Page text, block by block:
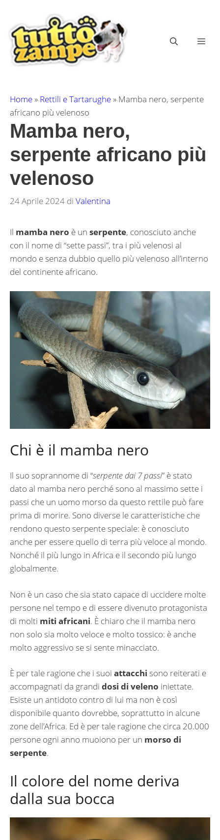
contenuto
Home» Rettili e Tartarughe» Mamba nero, serpente
africano più velenoso
Mamba nero,
serpente africano più
velenoso
24 Aprile 2024 di Valentina
Il mamba nero è un serpente, conosciuto anche
con il nome di “sette passi”, tra i più velenosi al
mondo e senza dubbio quello più velenoso all’interno
del continente africano.
Chi è il mamba nero
Il suo soprannome di “serpente dai 7 passi” è stato
dato al mamba nero perché sono al massimo sette i
passi che un uomo morso da questo rettile può fare
prima di morire. Sono diverse le caratteristiche che
rendono questo serpente speciale: è conosciuto
anche per essere quello di terra più veloce al mondo.
Nonché il più lungo in Africa e il secondo più lungo
globalmente.
Non è un caso che sia stato capace di uccidere molte
persone nel tempo e di essere divenuto protagonista
di molti miti africani. È chiaro che il mamba nero
non solo sia molto veloce e molto tossico: è anche
molto aggressivo se si sente minacciato.
È per tale ragione che i suoi attacchi sono reiterati e
accompagnati da grandi dosi di veleno iniettate.
Esiste un antidoto contro di lui ma non è così
disponibile quanto dovrebbe, soprattutto in alcune
zone dell’Africa. Ed è per tale ragione che circa 20.000
persone ogni anno muoiono per un morso di
serpente.
Il colore del nome deriva
dalla sua bocca